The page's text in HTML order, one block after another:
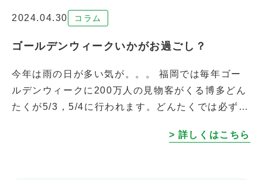
2024.04.30 コラム
ゴールデンウィークいかがお過ごし？
今年は雨の日が多い気が。。。 福岡では毎年ゴー
ルデンウィークに200万人の見物客がくる博多どん
たくが5/3，5/4に行われます。どんたくでは必ず雨
報を見ると今年はなんとか晴れ […]> 詳しくはこちら